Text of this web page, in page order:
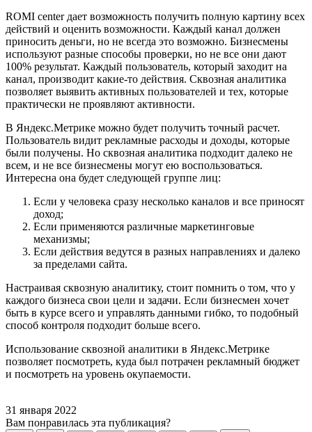
ROMI center дает возможность получить полную картину всех
действий и оценить возможности. Каждый канал должен
приносить деньги, но не всегда это возможно. Бизнесмены
используют разные способы проверки, но не все они дают
100% результат. Каждый пользователь, который заходит на
канал, производит какие-то действия. Сквозная аналитика
позволяет выявить активных пользователей и тех, которые
практически не проявляют активности.
В Яндекс.Метрике можно будет получить точный расчет.
Пользователь видит рекламные расходы и доходы, которые
были получены. Но сквозная аналитика подходит далеко не
всем, и не все бизнесмены могут ею воспользоваться.
Интересна она будет следующей группе лиц:
Если у человека сразу несколько каналов и все приносят
доход;
Если применяются различные маркетинговые
механизмы;
Если действия ведутся в разных направлениях и далеко
за пределами сайта.
Настраивая сквозную аналитику, стоит помнить о том, что у
каждого бизнеса свои цели и задачи. Если бизнесмен хочет
быть в курсе всего и управлять данными гибко, то подобный
способ контроля подходит больше всего.
Использование сквозной аналитики в Яндекс.Метрике
позволяет посмотреть, куда был потрачен рекламный бюджет
и посмотреть на уровень окупаемости.
31 января 2022
Вам понравилась эта публикация?